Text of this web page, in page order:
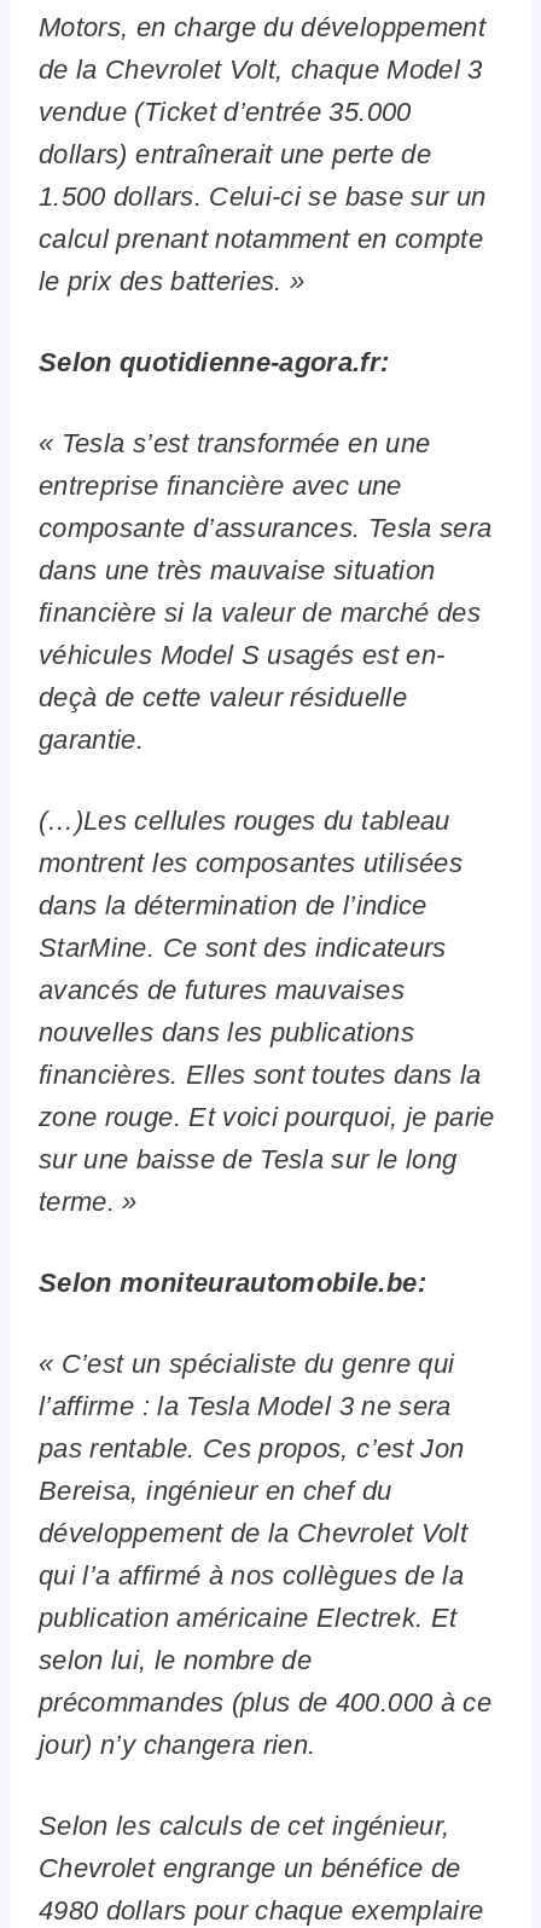
Motors, en charge du développement
de la Chevrolet Volt, chaque Model 3
vendue (Ticket d’entrée 35.000
dollars) entraînerait une perte de
1.500 dollars. Celui-ci se base sur un
calcul prenant notamment en compte
le prix des batteries. »
Selon quotidienne-agora.fr:
« Tesla s’est transformée en une
entreprise financière avec une
composante d’assurances. Tesla sera
dans une très mauvaise situation
financière si la valeur de marché des
véhicules Model S usagés est en-
deçà de cette valeur résiduelle
garantie.
(…)Les cellules rouges du tableau
montrent les composantes utilisées
dans la détermination de l’indice
StarMine. Ce sont des indicateurs
avancés de futures mauvaises
nouvelles dans les publications
financières. Elles sont toutes dans la
zone rouge. Et voici pourquoi, je parie
sur une baisse de Tesla sur le long
terme. »
Selon moniteurautomobile.be:
« C’est un spécialiste du genre qui
l’affirme : la Tesla Model 3 ne sera
pas rentable. Ces propos, c’est Jon
Bereisa, ingénieur en chef du
développement de la Chevrolet Volt
qui l’a affirmé à nos collègues de la
publication américaine Electrek. Et
selon lui, le nombre de
précommandes (plus de 400.000 à ce
jour) n’y changera rien.
Selon les calculs de cet ingénieur,
Chevrolet engrange un bénéfice de
4980 dollars pour chaque exemplaire